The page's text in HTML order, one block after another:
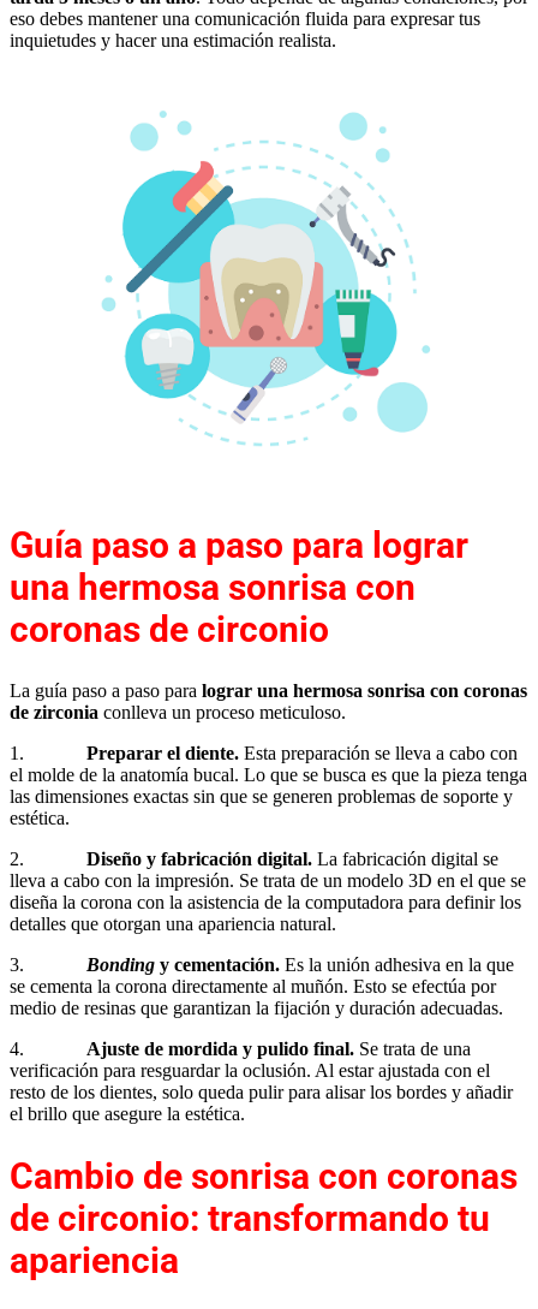
eso debes mantener una comunicación fluida para expresar tus
inquietudes y hacer una estimación realista.
Guía paso a paso para lograr
una hermosa sonrisa con
coronas de circonio
La guía paso a paso para lograr una hermosa sonrisa con coronas
de zirconia conlleva un proceso meticuloso.
1. Preparar el diente. Esta preparación se lleva a cabo con
el molde de la anatomía bucal. Lo que se busca es que la pieza tenga
las dimensiones exactas sin que se generen problemas de soporte y
estética.
2. Diseño y fabricación digital. La fabricación digital se
lleva a cabo con la impresión. Se trata de un modelo 3D en el que se
diseña la corona con la asistencia de la computadora para definir los
detalles que otorgan una apariencia natural.
3. Bonding y cementación. Es la unión adhesiva en la que
se cementa la corona directamente al muñón. Esto se efectúa por
medio de resinas que garantizan la fijación y duración adecuadas.
4. Ajuste de mordida y pulido final. Se trata de una
verificación para resguardar la oclusión. Al estar ajustada con el
resto de los dientes, solo queda pulir para alisar los bordes y añadir
el brillo que asegure la estética.
Cambio de sonrisa con coronas
de circonio: transformando tu
apariencia